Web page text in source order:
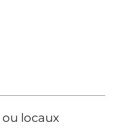
locaux